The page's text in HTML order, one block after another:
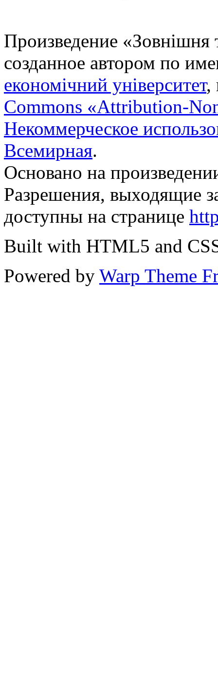
Произведение «Зовнішня
созданное автором по
економічний університет,
Commons «Attribution-
Некоммерческое
Всемирная.
Основано на
Разрешения, выходящие
доступны на странице
Built with HTML5 and
Powered by Warp Theme